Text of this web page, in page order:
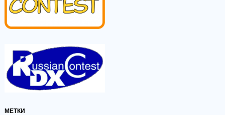
МЕТКИ